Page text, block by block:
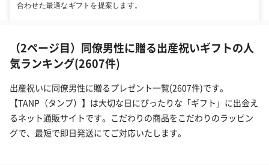
合わせた最適なギフトを提案します。
（2ページ目）同僚男性に贈る出産祝いギフトの人
気ランキング(2607件)
出産祝いに同僚男性に贈るプレゼント一覧(2607件)です。
【TANP（タンプ）】は大切な日にぴったりな「ギフト」に出会え
るネット通販サイトです。こだわりの商品をこだわりのラッピン
グで、最短で即日発送にてご対応いたします。